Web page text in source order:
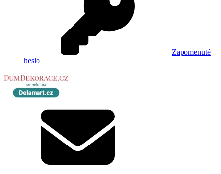
Zapomenuté
heslo